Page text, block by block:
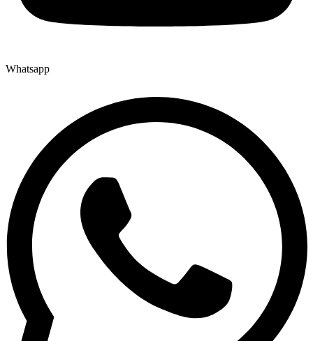
Whatsapp